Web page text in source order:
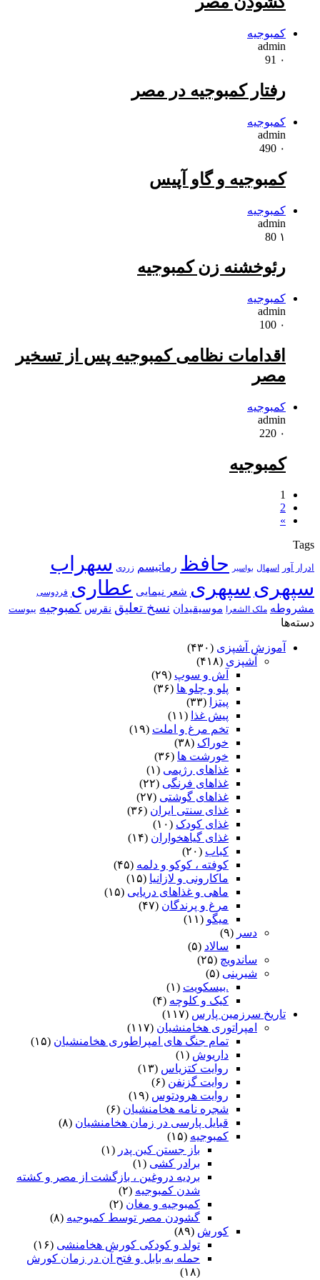
کمبوجیه
admin
۰
رفتار کمبوجیه در مصر
کمبوجیه
admin
۰
کمبوجیه و گاو آپیس
کمبوجیه
admin
۱
رئوخشنه زن کمبوجیه
کمبوجیه
admin
۰
اقدامات نظامی کمبوجیه پس از تسخیر
مصر
کمبوجیه
admin
۰
کمبوجیه
1
2
»
Tags
ادرار آور اسهال بواسیر حافظ رماتیسم زردی سهراب
سپهری سپهری شعر نیمایی عطاری فردوسی
مشروطه ملک الشعرا موسیقیدان نسخ تعلیق نقرس کمبوجیه یبوست
دسته‌ها
آموزش آشپزی (۴۳۰)
آشپزی (۴۱۸)
آش و سوپ (۲۹)
پلو و چلو ها (۳۶)
پیتزا
(۳۳)
پیش غذا (۱۱)
تخم مرغ و املت (۱۹)
خوراک (۳۸)
خورشت ها (۳۶)
غذاهای رژیمی (۱)
غذاهای فرنگی (۲۲)
غذاهای گوشتی (۲۷)
غذای سنتی ایران (۳۶)
غذای کودک (۱۰)
غذای گیاهخواران (۱۴)
کباب (۲۰)
کوفته ، کوکو و دلمه (۴۵)
ماکارونی و لازانیا (۱۵)
ماهی و غذاهای دریایی (۱۵)
مرغ و پرندگان (۴۷)
میگو (۱۱)
دسر (۹)
سالاد (۵)
ساندویچ (۲۵)
شیرینی (۵)
.بیسکویت (۱)
کیک و کلوچه (۴)
تاریخ سرزمین پارس (۱۱۷)
امپراتوری هخامنشیان (۱۱۷)
تمام جنگ های امپراطوری هخامنشیان (۱۵)
داریوش (۱)
روایت کتزیاس (۱۳)
روایت گزنفن (۶)
روایت هرودتوس (۱۹)
شجره نامه هخامنشیان (۶)
قبایل پارسی در زمان هخامنشیان (۸)
کمبوجیه (۱۵)
باز جستن کین پدر (۱)
برادر کشی (۱)
بردیه دروغین ، بازگشت از مصر و کشته
شدن کمبوجیه (۲)
کمبوجیه و مغان (۲)
گشودن مصر توسط کمبوجیه (۸)
کورش (۸۹)
تولد و کودکی کورش هخامنشی (۱۶)
حمله به بابل و فتح آن در زمان کورش
(۱۸)